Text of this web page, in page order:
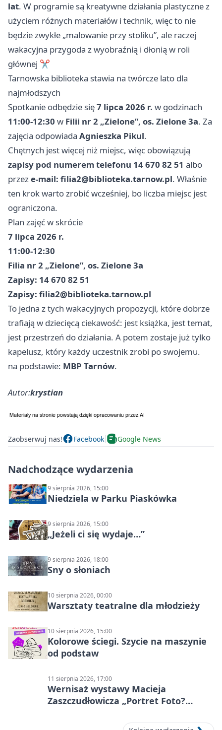
lat. W programie są kreatywne działania plastyczne z
użyciem różnych materiałów i technik, więc to nie
będzie zwykłe „malowanie przy stoliku”, ale raczej
wakacyjna przygoda z wyobraźnią i dłonią w roli
głównej ✂️
Tarnowska biblioteka stawia na twórcze lato dla
najmłodszych
Spotkanie odbędzie się7 lipca 2026 r. w godzinach
11:00-12:30 w Filii nr 2 „Zielone”, os. Zielone 3a. Za
zajęcia odpowiada Agnieszka Pikul.
Chętnych jest więcej niż miejsc, więc obowiązują
zapisy pod numerem telefonu 14 670 82 51 albo
przeze-mail: filia2@biblioteka.tarnow.pl. Właśnie
ten krok warto zrobić wcześniej, bo liczba miejsc jest
ograniczona.
Plan zajęć w skrócie
7 lipca 2026 r.
11:00-12:30
Filia nr 2 „Zielone”, os. Zielone 3a
Zapisy: 14 670 82 51
Zapisy: filia2@biblioteka.tarnow.pl
To jedna z tych wakacyjnych propozycji, które dobrze
trafiają w dziecięcą ciekawość: jest książka, jest temat,
jest przestrzeń do działania. A potem zostaje już tylko
kapelusz, który każdy uczestnik zrobi po swojemu.
na podstawie: MBP Tarnów.
Autor:krystian
Zaobserwuj nas! Facebook Google News
Nadchodzące wydarzenia
9 sierpnia 2026, 15:00
Niedziela w Parku Piaskówka
9 sierpnia 2026, 15:00
„Jeżeli ci się wydaje…”
9 sierpnia 2026, 18:00
Sny o słoniach
10 sierpnia 2026, 00:00
Warsztaty teatralne dla młodzieży
10 sierpnia 2026, 15:00
Kolorowe ściegi. Szycie na maszynie
od podstaw
11 sierpnia 2026, 17:00
Wernisaż wystawy Macieja
Zaszczudłowicza „Portret Foto?